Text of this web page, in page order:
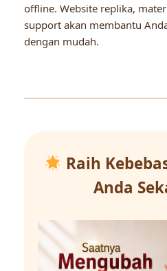
offline. Website replika,
support akan membantu
dengan mudah.
Raih
Anda